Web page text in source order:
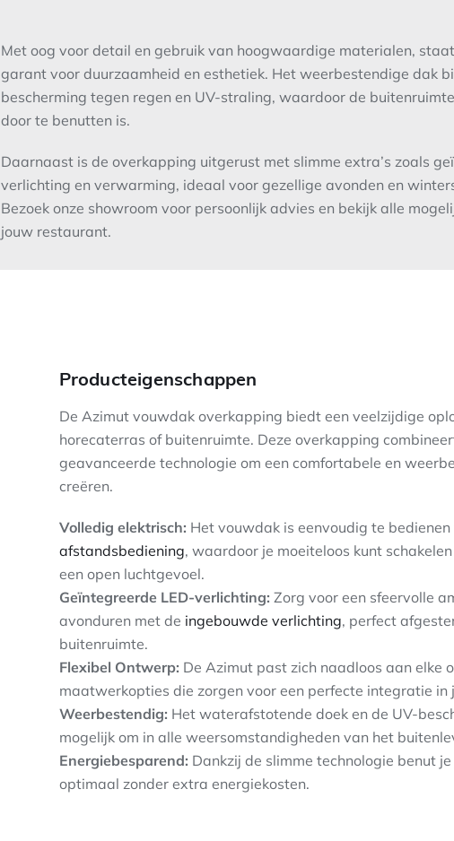
Met oog voor detail en gebruik van hoogwaardige materialen,
garant voor duurzaamheid en esthetiek. Het weerbestendige dak
bescherming tegen regen en UV-straling, waardoor de
door te benutten is.
Daarnaast is de overkapping uitgerust met slimme extra’s zoals
verlichting en verwarming, ideaal voor gezellige avonden en
Bezoek onze showroom voor persoonlijk advies en bekijk alle
jouw restaurant.
Producteigenschappen
De Azimut vouwdak overkapping biedt een veelzijdige
horecaterras of buitenruimte. Deze overkapping
geavanceerde technologie om een comfortabele en
creëren.
Volledig elektrisch: Het vouwdak is eenvoudig te bedienen
afstandsbediening, waardoor je moeiteloos kunt
een open luchtgevoel.
Geïntegreerde LED-verlichting: Zorg voor een sfeervolle
avonduren met de ingebouwde verlichting, perfect
buitenruimte.
Flexibel Ontwerp: De Azimut past zich naadloos aan elke
maatwerkopties die zorgen voor een perfecte integratie in
Weerbestendig: Het waterafstotende doek en de UV-
mogelijk om in alle weersomstandigheden van het
Energiebesparend: Dankzij de slimme technologie benut
optimaal zonder extra energiekosten.